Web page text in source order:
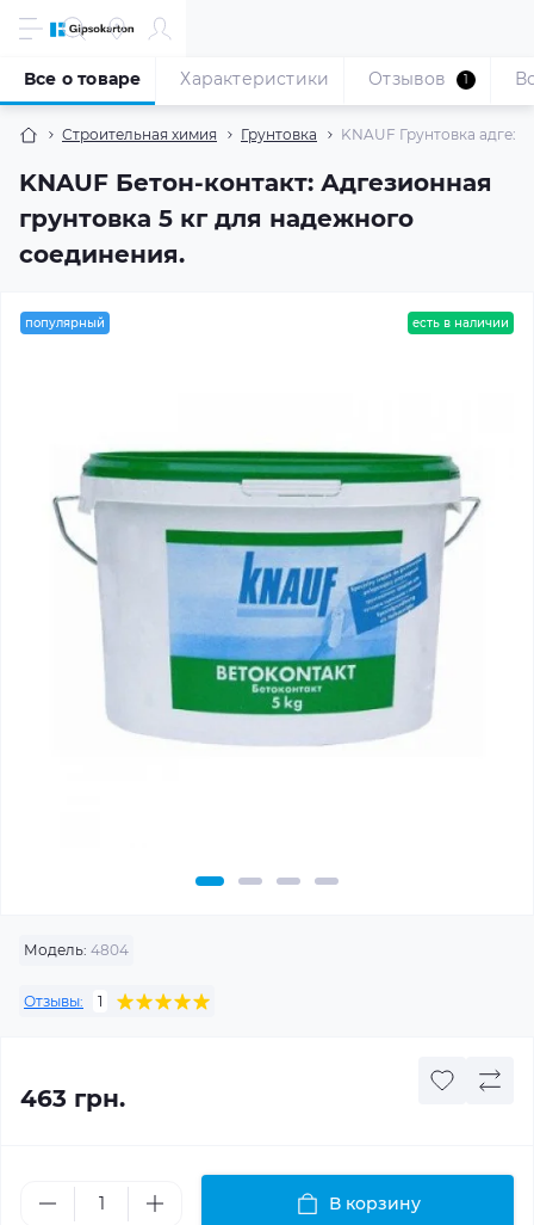
Строительная химия Грунтовка KNAUF Грунтовка
KNAUF Бетон-контакт: Адгезионная
грунтовка 5 кг для надежного
соединения.
Все о товаре Характеристики Отзывов 1
популярный есть в наличии
Модель: 4804
Отзывы: 1
463 грн.
В корзину